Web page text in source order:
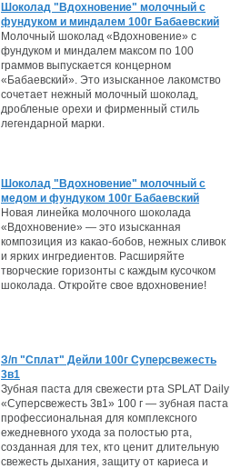
Шоколад "Вдохновение" молочный с
фундуком и миндалем 100г Бабаевский
Молочный шоколад «Вдохновение» с
фундуком и миндалем максом по 100
граммов выпускается концерном
«Бабаевский». Это изысканное лакомство
сочетает нежный молочный шоколад,
дробленые орехи и фирменный стиль
легендарной марки.
Шоколад "Вдохновение" молочный с
медом и фундуком 100г Бабаевский
Новая линейка молочного шоколада
«Вдохновение» — это изысканная
композиция из какао-бобов, нежных сливок
и ярких ингредиентов. Расширяйте
творческие горизонты с каждым кусочком
шоколада. Откройте свое вдохновение!
З/п "Сплат" Дейли 100г Суперсвежесть
3в1
Зубная паста для свежести рта SPLAT Daily
«Суперсвежесть 3в1» 100 г — зубная паста
профессиональная для комплексного
ежедневного ухода за полостью рта,
созданная для тех, кто ценит длительную
свежесть дыхания, защиту от кариеса и